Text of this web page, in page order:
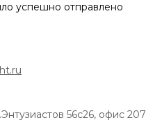
успешно отправлено
56с26, офис 207